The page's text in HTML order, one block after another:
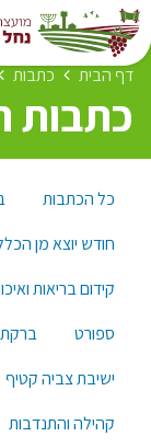
דף הבית כתבות
כתבות
כל הכתבות
חודש יוצא מן הכלל
קידום בריאות
ספורט
ברקת
ישיבת צביה קטיף
קהילה והתנדבות